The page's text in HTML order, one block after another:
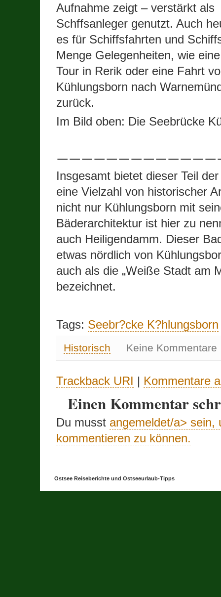
Aufnahme zeigt – verstärkt als
Schffsanleger genutzt. Auch
es für Schiffsfahrten und
Menge Gelegenheiten, wie
Tour in Rerik oder eine Fahrt
Kühlungsborn nach
zurück.
Im Bild oben: Die Seebrücke
Insgesamt bietet dieser Teil
eine Vielzahl von historischer
nicht nur Kühlungsborn mit
Bäderarchitektur ist hier zu
auch Heiligendamm. Dieser
etwas nördlich von
auch als die „Weiße Stadt am
bezeichnet.
Tags: Seebr?cke K?hlungsborn
Historisch Keine Kommentare
Trackback URI | Kommentare
Einen Kommentar
Du musst angemeldet/a> sein,
kommentieren zu können.
Ostsee Reiseberichte und Ostseeurlaub-Tipps